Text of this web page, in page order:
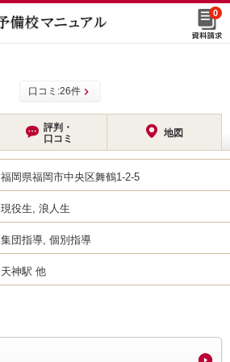
0
口コミ:26件
評判・
口コミ
地図
福岡県福岡市中央区舞鶴1-2-5
現役生, 浪人生
集団指導, 個別指導
天神駅 他